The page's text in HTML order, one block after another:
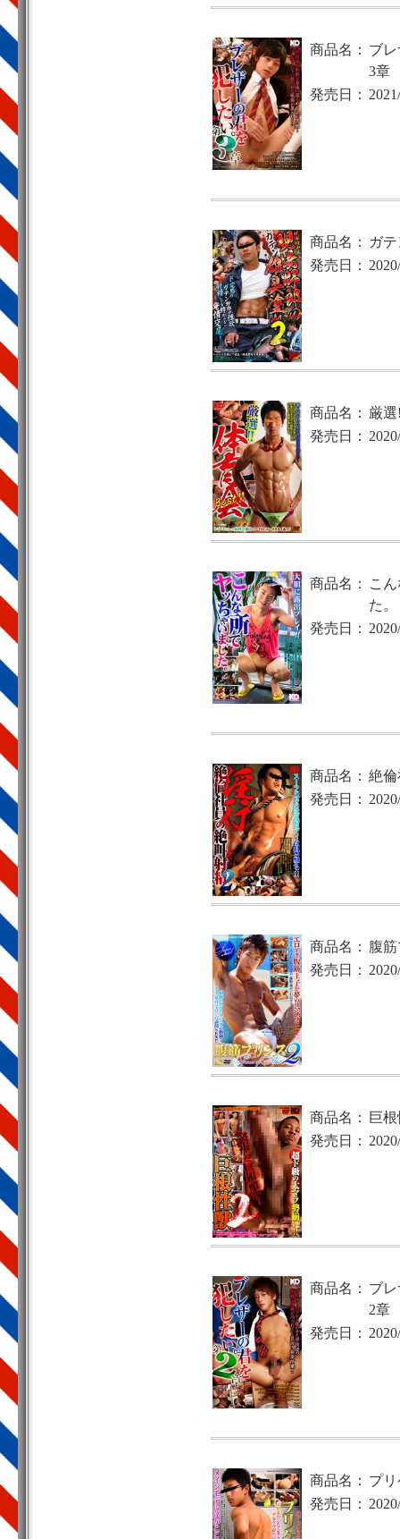
商品名： ブ
3章
発売日：
商品名：
ガ
発売日：
商品名： 厳
発売日：
商品名：
こ
た。
発売日：
商品名： 絶倫
発売日：
商品名： 腹
発売日：
商品名：
巨
発売日：
商品名： ブ
2章
発売日：
商品名： プ
発売日：